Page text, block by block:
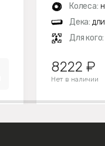
Колеса:
Дека:
Для кого:
8222 ₽
Нет в наличии